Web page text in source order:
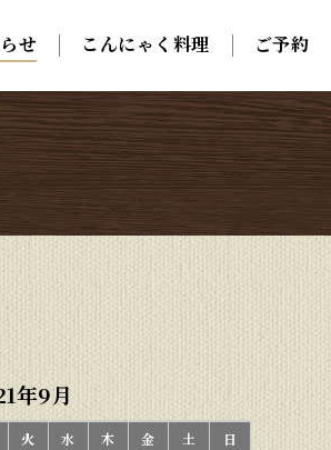
せ こんにゃく料理 ご予約
せ こんにゃく料理 ご予約
年9月
火 水 木 金 土 日